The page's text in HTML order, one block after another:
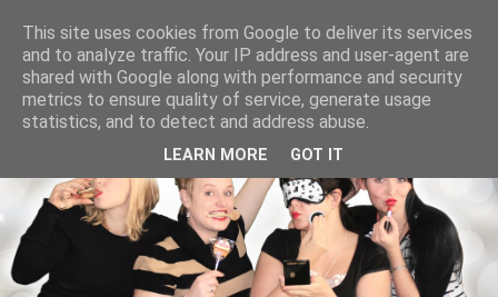
This site uses cookies from Google to deliver its services
and to analyze traffic. Your IP address and user-agent are
shared with Google along with performance and security
metrics to ensure quality of service, generate usage
statistics, and to detect and address abuse.
LEARN MORE GOT IT